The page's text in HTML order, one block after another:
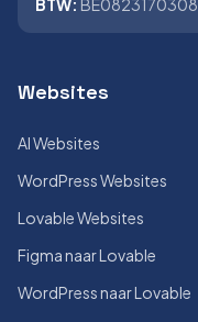
BTW: BE0823170308
Websites
AI Websites
WordPress Websites
Lovable Websites
Figma naar Lovable
WordPress naar Lovable